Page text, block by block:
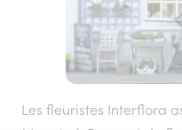
Les fleuristes Interflora